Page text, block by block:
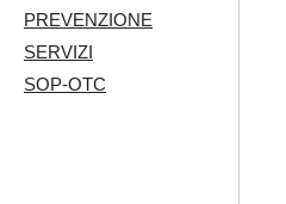
PREVENZIONE
SERVIZI
SOP-OTC